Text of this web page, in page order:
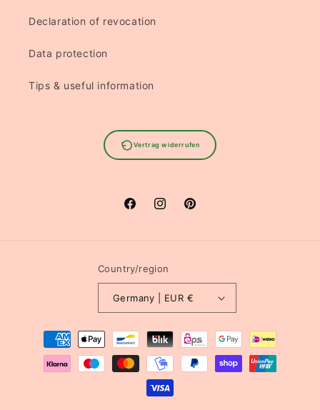
Declaration of revocation
Data protection
Tips & useful information
Vertrag widerrufen
FacebookInstagramPinterest
Country/region
Germany | EUR €
Payment
methods